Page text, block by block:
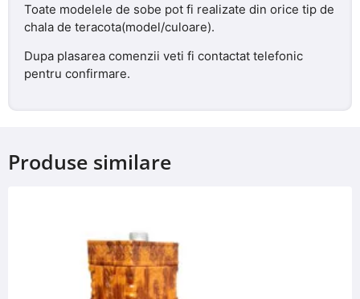
Toate modelele de sobe pot fi realizate din orice tip de
chala de teracota(model/culoare).
Dupa plasarea comenzii veti fi contactat telefonic
pentru confirmare.
Produse similare